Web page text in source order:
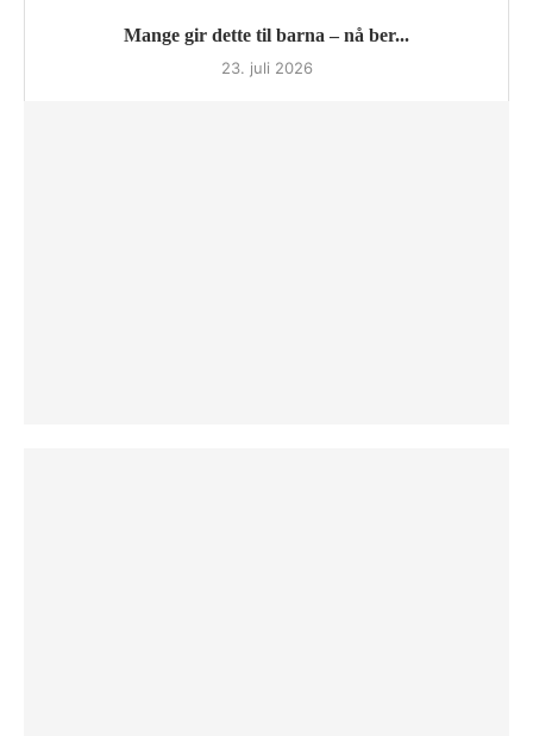
Mange gir dette til barna – nå ber...
23. juli 2026